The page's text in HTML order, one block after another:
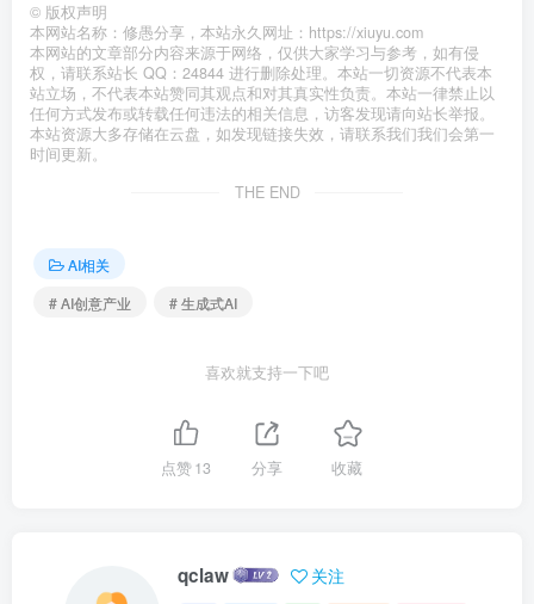
© 版权声明
本网站名称：修愚分享，本站永久网址：https://xiuyu.com
本网站的文章部分内容来源于网络，仅供大家学习与参考，如有侵
权，请联系站长 QQ：24844 进行删除处理。本站一切资源不代表本
站立场，不代表本站赞同其观点和对其真实性负责。本站一律禁止以
任何方式发布或转载任何违法的相关信息，访客发现请向站长举报。
本站资源大多存储在云盘，如发现链接失效，请联系我们我们会第一
时间更新。
THE END
AI相关
# AI创意产业
# 生成式AI
喜欢就支持一下吧
点赞13 分享 收藏
qclaw 关注